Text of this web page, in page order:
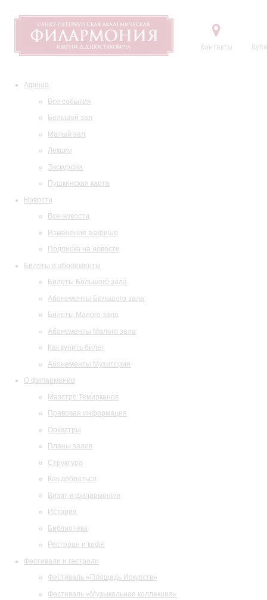
Контакты
Афиша
Все события
Большой зал
Малый зал
Лекции
Экскурсии
Пушкинская карта
Новости
Все новости
Изменения в афише
Подписка на новости
Билеты и абонементы
Билеты Большого зала
Абонементы Большого зала
Билеты Малого зала
Абонементы Малого зала
Как купить билет
Абонементы Музитория
О филармонии
Маэстро Темирканов
Правовая информация
Оркестры
Планы залов
Структура
Как добраться
Визит в филармонию
История
Библиотека
Ресторан и кафе
Фестивали и гастроли
Фестиваль «Площадь Искусств»
Фестиваль «Музыкальная коллекция»